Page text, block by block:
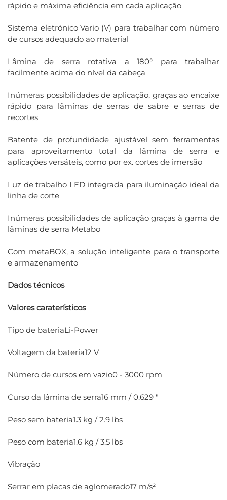
rápido e máxima eficiência em cada aplicação
Sistema eletrónico Vario (V) para trabalhar com número
de cursos adequado ao material
Lâmina de serra rotativa a 180° para trabalhar
facilmente acima do nível da cabeça
Inúmeras possibilidades de aplicação, graças ao encaixe
rápido para lâminas de serras de sabre e serras de
recortes
Batente de profundidade ajustável sem ferramentas
para aproveitamento total da lâmina de serra e
aplicações versáteis, como por ex. cortes de imersão
Luz de trabalho LED integrada para iluminação ideal da
linha de corte
Inúmeras possibilidades de aplicação graças à gama de
lâminas de serra Metabo
Com metaBOX, a solução inteligente para o transporte
e armazenamento
Dados técnicos
Valores caraterísticos
Tipo de bateriaLi-Power
Voltagem da bateria12 V
Número de cursos em vazio0 - 3000 rpm
Curso da lâmina de serra16 mm / 0.629 "
Peso sem bateria1.3 kg / 2.9 lbs
Peso com bateria1.6 kg / 3.5 lbs
Vibração
Serrar em placas de aglomerado17 m/s²